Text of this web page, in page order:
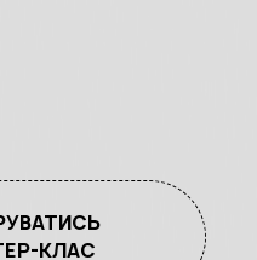
КЛАС